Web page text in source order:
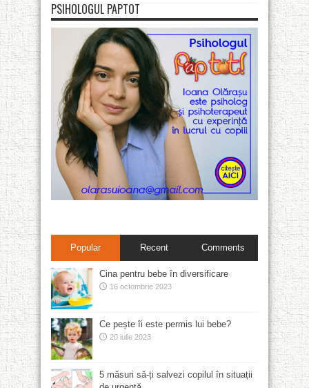
PSIHOLOGUL PAPTOT
Popular Recent Comments
Cina pentru bebe în diversificare
16 octombrie 2023
Ce pește îi este permis lui bebe?
20 iulie 2023
5 măsuri să-ți salvezi copilul în situații